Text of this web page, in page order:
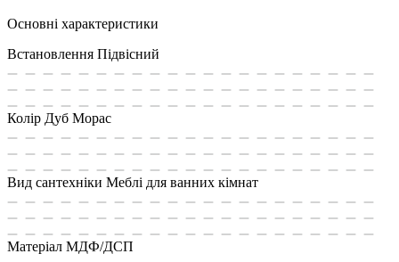
Основні характеристики
Встановлення Підвісний
Колір Дуб Морас
Вид сантехніки Меблі для ванних кімнат
Матеріал МДФ/ДСП